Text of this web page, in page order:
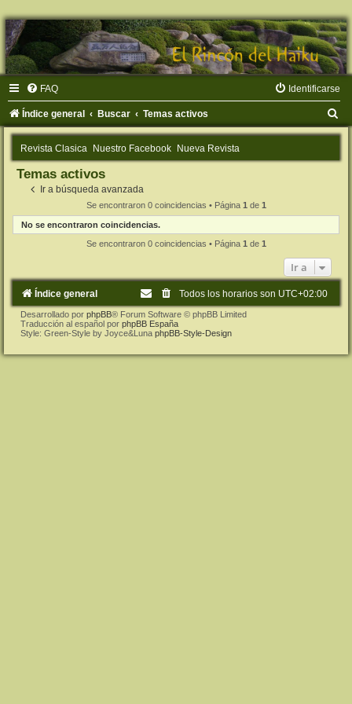
FAQ Identificarse
Índice general Buscar Temas activos
u
Revista Clasica Nuestro Facebook Nueva Revista
Temas activos
Ir a búsqueda avanzada
Se encontraron 0 coincidencias • Página 1 de 1
No se encontraron coincidencias.
Se encontraron 0 coincidencias • Página 1 de 1
Ir a
Índice general Todos los horarios son UTC+02:00
Desarrollado por phpBB® Forum Software © phpBB Limited
Traducción al español por phpBB España
Style: Green-Style by Joyce&Luna phpBB-Style-Design